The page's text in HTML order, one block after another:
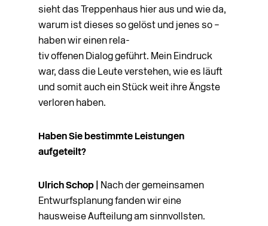
sieht das Treppenhaus hier aus und wie da,
warum ist dieses so gelöst und jenes so –
haben wir einen rela­-
tiv offenen Dialog geführt. Mein Eindruck
war, dass die Leute verstehen, wie es läuft
und so­mit auch ein Stück weit ihre Ängste
verloren haben.
Haben Sie bestimmte Leistungen
aufgeteilt?
Ulrich Schop |
Nach der gemeinsamen
Entwurfsplanung fanden wir eine
hausweise Auf­teilung am sinnvollsten.